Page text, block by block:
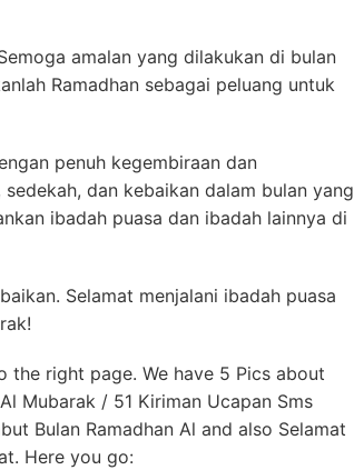
amalan yang dilakukan di bulan
Ramadhan sebagai peluang untuk
penuh kegembiraan dan
dan kebaikan dalam bulan yang
ibadah puasa dan ibadah lainnya di
Selamat menjalani ibadah puasa
the right page. We have 5 Pics about
Mubarak / 51 Kiriman Ucapan Sms
Bulan Ramadhan Al and also Selamat
Here you go: